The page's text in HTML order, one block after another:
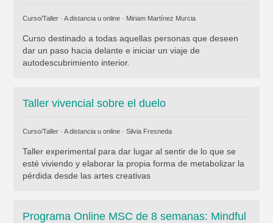
Curso/Taller · A distancia u online · Miriam Martínez Murcia
Curso destinado a todas aquellas personas que deseen
dar un paso hacia delante e iniciar un viaje de
autodescubrimiento interior.
Taller vivencial sobre el duelo
Curso/Taller · A distancia u online · Silvia Fresneda
Taller experimental para dar lugar al sentir de lo que se
esté viviendo y elaborar la propia forma de metabolizar la
pérdida desde las artes creativas
Programa Online MSC de 8 semanas: Mindful